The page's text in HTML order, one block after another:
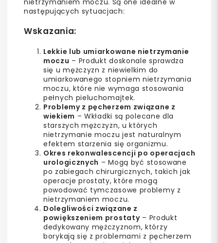
nietrzymaniem moczu. Są one idealne w
następujących sytuacjach:
Wskazania:
Lekkie lub umiarkowane nietrzymanie
moczu – Produkt doskonale sprawdza
się u mężczyzn z niewielkim do
umiarkowanego stopniem nietrzymania
moczu, które nie wymaga stosowania
pełnych pieluchomajtek.
Problemy z pęcherzem związane z
wiekiem – Wkładki są polecane dla
starszych mężczyzn, u których
nietrzymanie moczu jest naturalnym
efektem starzenia się organizmu.
Okres rekonwalescencji po operacjach
urologicznych – Mogą być stosowane
po zabiegach chirurgicznych, takich jak
operacje prostaty, które mogą
powodować tymczasowe problemy z
nietrzymaniem moczu.
Dolegliwości związane z
powiększeniem prostaty– Produkt
dedykowany mężczyznom, którzy
borykają się z problemami z pęcherzem